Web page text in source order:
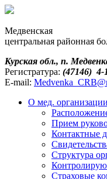
Медвенская
центральная районная
Курская обл., п.
Регистратура: (47146) 4-
E-mail:
О мед. организации
Прием
Контактные
Структура
Страховые